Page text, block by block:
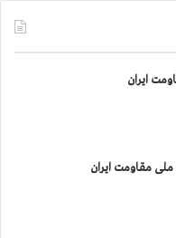
ایران
مقاومت ایران